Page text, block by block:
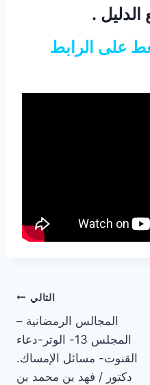
.
على الرابط
التالي
المجالس الرمضانية –
‏المجلس 13- الوتر-دعاء
القنوت- مسائل الإمساك.
دكتور / فهد بن محمد بن